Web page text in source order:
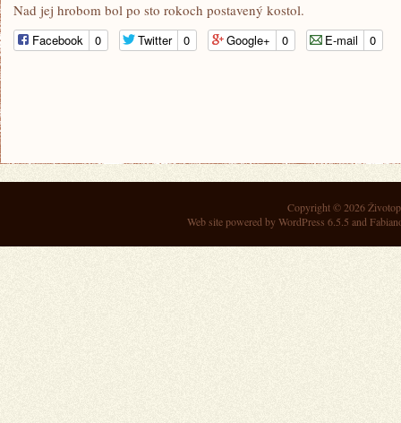
Nad jej hrobom bol po sto rokoch postavený kostol.
Facebook 0 Twitter 0 Google+ 0 E-mail 0
Copyright © 2026
Web site powered byWordPress 6.5.5 and